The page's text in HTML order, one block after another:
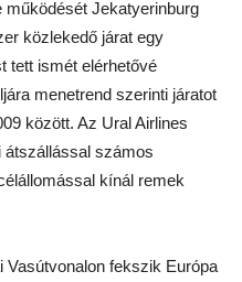
működését Jekatyerinburg
közlekedő járat egy
tett ismét elérhetővé
menetrend szerinti járatot
között. Az Ural Airlines
átszállással számos
kínál remek
fekszik Európa